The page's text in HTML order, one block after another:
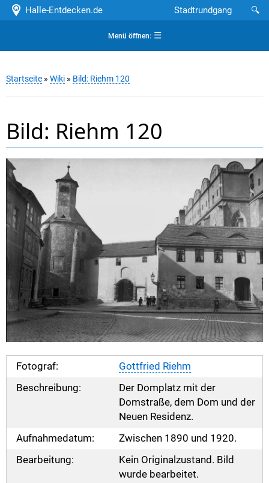
Halle-Entdecken.de 🔍
Stadtrundgang
Menü öffnen:☰
Startseite » Wiki » Bild: Riehm 120
Bild: Riehm 120
Fotograf:
Gottfried Riehm
Beschreibung:
Der Domplatz mit der
Domstraße, dem Dom und der
Neuen Residenz.
Aufnahmedatum:
Zwischen 1890 und 1920.
Bearbeitung:
Kein Originalzustand. Bild
wurde bearbeitet.